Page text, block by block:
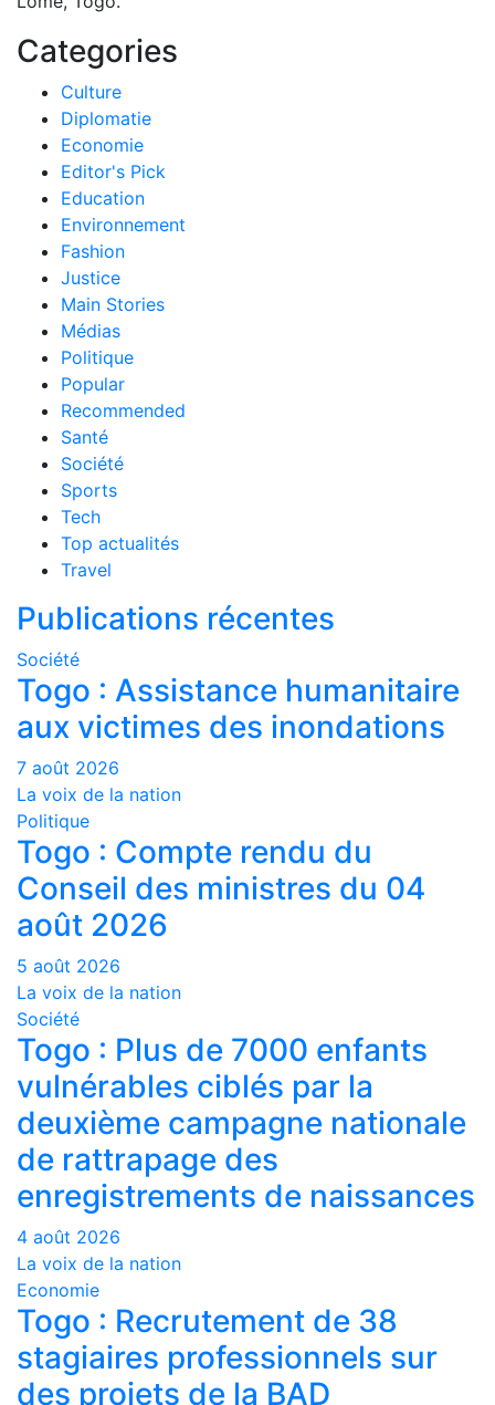
Categories
Culture
Diplomatie
Economie
Editor's Pick
Education
Environnement
Fashion
Justice
Main Stories
Médias
Politique
Popular
Recommended
Santé
Société
Sports
Tech
Top actualités
Travel
Publications récentes
Société
Togo : Assistance humanitaire
aux victimes des inondations
7 août 2026
La voix de la nation
Politique
Togo : Compte rendu du
Conseil des ministres du 04
août 2026
5 août 2026
La voix de la nation
Société
Togo : Plus de 7000 enfants
vulnérables ciblés par la
deuxième campagne nationale
de rattrapage des
enregistrements de naissances
4 août 2026
La voix de la nation
Economie
Togo : Recrutement de 38
stagiaires professionnels sur
des projets de la BAD